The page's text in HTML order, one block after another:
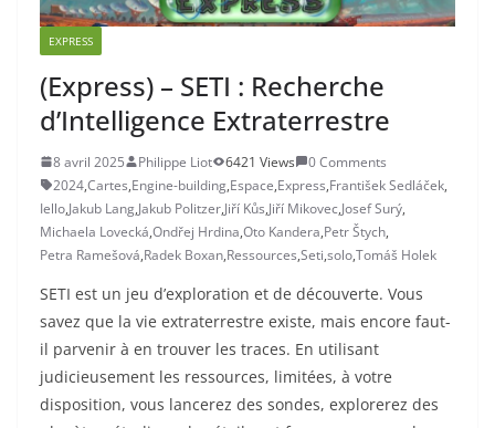
EXPRESS
(Express) – SETI : Recherche
d’Intelligence Extraterrestre
8 avril 2025 Philippe Liot 6421 Views
0 Comments
2024,Cartes,Engine-building,Espace,Express,František Sedláček,
Iello,Jakub Lang,Jakub Politzer,Jiří Kůs,Jiří Mikovec,Josef Surý,
Michaela Lovecká,Ondřej Hrdina,Oto Kandera,Petr Štych,
Petra Ramešová,Radek Boxan,Ressources,Seti,solo,Tomáš Holek
SETI est un jeu d’exploration et de découverte. Vous
savez que la vie extraterrestre existe, mais encore faut-
il parvenir à en trouver les traces. En utilisant
judicieusement les ressources, limitées, à votre
disposition, vous lancerez des sondes, explorerez des